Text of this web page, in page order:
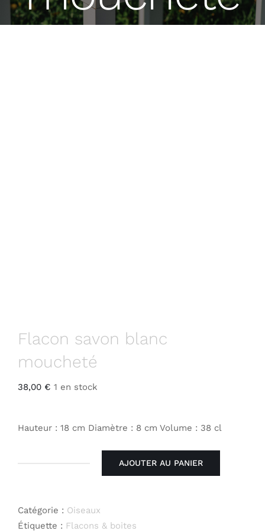
Flacon savon blanc
moucheté
38,00 € 1 en stock
Hauteur : 18 cm Diamètre : 8 cm Volume : 38 cl
savon
AJOUTER AU PANIER
Catégorie : Oiseaux
Étiquette : Flacons & boites